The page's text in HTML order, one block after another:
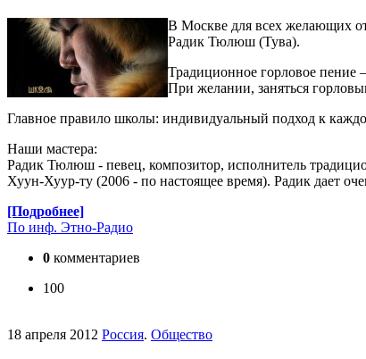
В Москве для всех желающих
Радик Тюлюш (Тува).
Традиционное горловое
При желании, заняться
Главное правило школы: индивидуальный подход к
Наши мастера:
Радик Тюлюш - певец, композитор, исполнитель
Хуун-Хуур-ту (2006 - по настоящее время). Радик дает
[Подробнее]
По инф. Этно-Радио
0 комментариев
100
18 апреля 2012 Россия. Общество